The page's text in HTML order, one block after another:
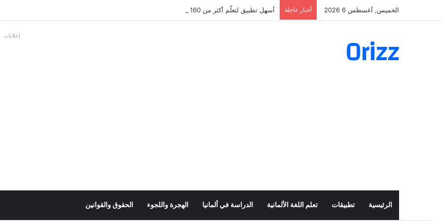
الخميس, أغسطس 6 2026 أخبار عاجلة أسهل تطبيق لتعلّم أكثر من 160 ألف فعل بالألمانية
Orizz إعلانات
الرئيسية تطبيقات تعلم اللغة الألمانية الدراسة في ألمانيا الهجرة واللجوء الحقوق والقوانين